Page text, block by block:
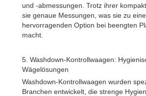
und -abmessungen. Trotz ihrer
sie genaue Messungen, was sie zu
hervorragenden Option bei beengten
macht.
5. Washdown-Kontrollwaagen:
Wägelösungen
Washdown-Kontrollwaagen wurden
Branchen entwickelt, die strenge